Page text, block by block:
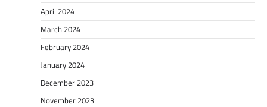
April 2024
March 2024
February 2024
January 2024
December 2023
November 2023